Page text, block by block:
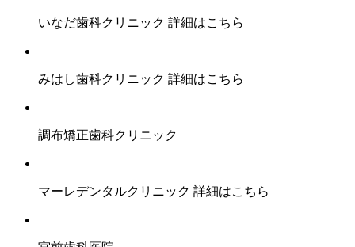
いなだ歯科クリニック 詳細はこちら
みはし歯科クリニック 詳細はこちら
調布矯正歯科クリニック
マーレデンタルクリニック 詳細はこちら